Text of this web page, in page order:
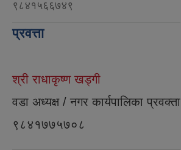
९८४१५६६७४९
प्रवत्ता
श्री राधाकृष्ण खड्गी
वडा अध्यक्ष / नगर कार्यपालिका प्रवक्ता
९८४१७७५७०८